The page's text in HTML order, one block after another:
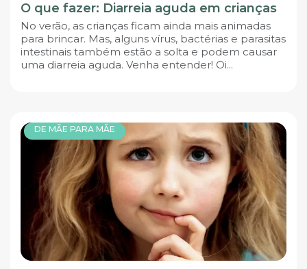
O que fazer: Diarreia aguda em crianças
No verão, as crianças ficam ainda mais animadas
para brincar. Mas, alguns vírus, bactérias e parasitas
intestinais também estão a solta e podem causar
uma diarreia aguda. Venha entender! Oi...
DE MÃE PARA MÃE